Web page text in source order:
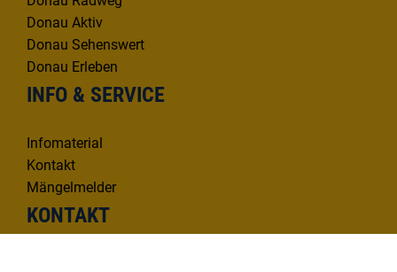
Donau Aktiv
Donau Sehenswert
Donau Erleben
INFO & SERVICE
Infomaterial
Kontakt
Mängelmelder
KONTAKT